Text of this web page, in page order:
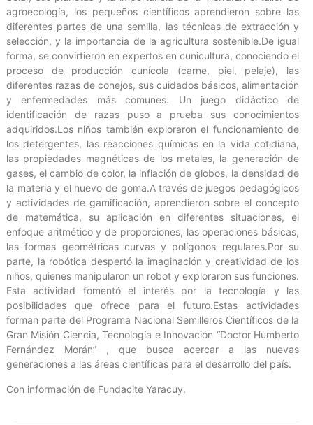
agroecología, los pequeños científicos aprendieron sobre las
diferentes partes de una semilla, las técnicas de extracción y
selección, y la importancia de la agricultura sostenible.De igual
forma, se convirtieron en expertos en cunicultura, conociendo el
proceso de producción cunícola (carne, piel, pelaje), las
diferentes razas de conejos, sus cuidados básicos, alimentación
y enfermedades más comunes. Un juego didáctico de
identificación de razas puso a prueba sus conocimientos
adquiridos.Los niños también exploraron el funcionamiento de
los detergentes, las reacciones químicas en la vida cotidiana,
las propiedades magnéticas de los metales, la generación de
gases, el cambio de color, la inflación de globos, la densidad de
la materia y el huevo de goma.A través de juegos pedagógicos
y actividades de gamificación, aprendieron sobre el concepto
de matemática, su aplicación en diferentes situaciones, el
enfoque aritmético y de proporciones, las operaciones básicas,
las formas geométricas curvas y polígonos regulares.Por su
parte, la robótica despertó la imaginación y creatividad de los
niños, quienes manipularon un robot y exploraron sus funciones.
Esta actividad fomentó el interés por la tecnología y las
posibilidades que ofrece para el futuro.Estas actividades
forman parte del Programa Nacional Semilleros Científicos de la
Gran Misión Ciencia, Tecnología e Innovación “Doctor Humberto
Fernández Morán” , que busca acercar a las nuevas
generaciones a las áreas científicas para el desarrollo del país.
Con información de Fundacite Yaracuy.